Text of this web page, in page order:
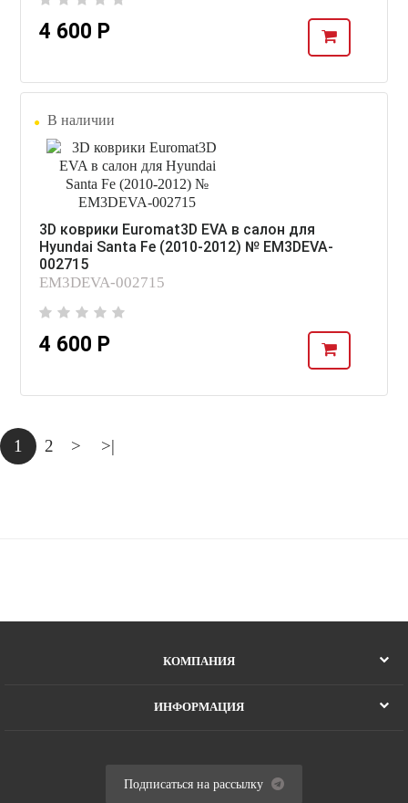
4 600 Р
В наличии
3D коврики Euromat3D EVA в салон для
Hyundai Santa Fe (2010-2012) № EM3DEVA-
002715
EM3DEVA-002715
4 600 Р
1 2 > >|
КОМПАНИЯ
ИНФОРМАЦИЯ
Подписаться на рассылку